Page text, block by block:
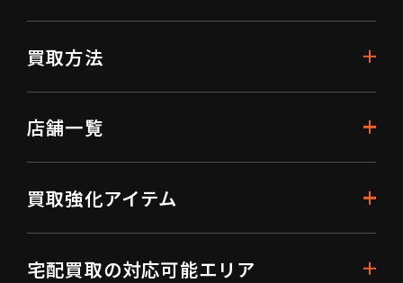
買取方法
店舗一覧
買取強化アイテム
宅配買取の対応可能エリア